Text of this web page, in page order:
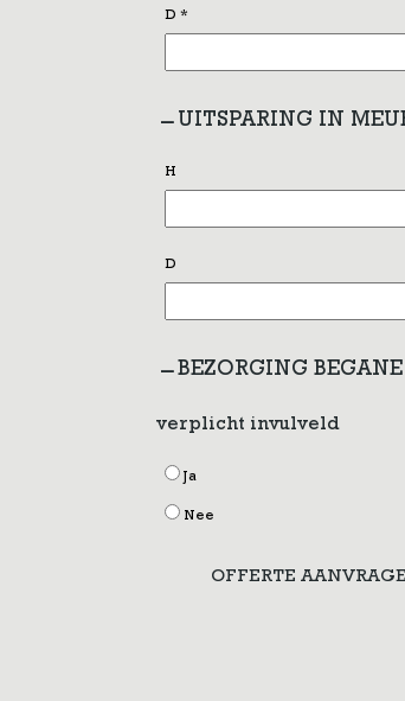
D*
UITSPARING IN
H
D
BEZORGING
verplicht invulveld
Ja
Nee
OFFERTE